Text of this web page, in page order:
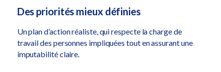
Des priorités mieux définies
Un plan d’action réaliste, qui respecte la charge de
travail des personnes impliquées tout en assurant une
imputabilité claire.